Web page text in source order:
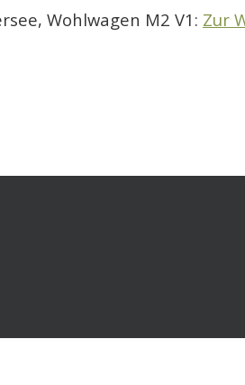
Wohlwagen M2 V1: Zur